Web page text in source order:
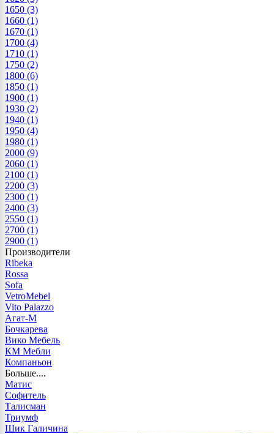
1650 (3)
1660 (1)
1670 (1)
1700 (4)
1710 (1)
1750 (2)
1800 (6)
1850 (1)
1900 (1)
1930 (2)
1940 (1)
1950 (4)
1980 (1)
2000 (9)
2060 (1)
2100 (1)
2200 (3)
2300 (1)
2400 (3)
2550 (1)
2700 (1)
2900 (1)
Производители
Ribeka
Rossa
Sofa
VetroMebel
Vito Palazzo
Агат-М
Бочкарева
Вико Мебель
КМ Мебли
Компаньон
Больше....
Матис
Софитель
Талисман
Триумф
Шик Галичина